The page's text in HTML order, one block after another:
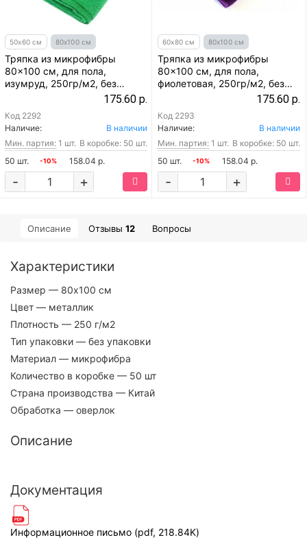
50х60 см 80х100 см
Тряпка из микрофибры
80x100 см, для пола,
изумруд, 250гр/м2, без
175.60 р.
Код 2292
Наличие:
В наличии
Мин. партия: 1 шт. В коробке: 50 шт.
50 шт.
-10% 158.04 р.
+
-
60х80 см 80х100 см
Тряпка из микрофибры
80x100 см, для пола,
фиолетовая, 250гр/м2, без
175.60 р.
Код 2293
Наличие:
В наличии
Мин. партия: 1 шт. В коробке: 50 шт.
50 шт.
-10% 158.04 р.
+
-
Описание Отзывы 12 Вопросы
Характеристики
Размер — 80х100 см
Цвет — металлик
Плотность — 250 г/м2
Тип упаковки — без упаковки
Материал — микрофибра
Количество в коробке — 50 шт
Страна производства — Китай
Обработка — оверлок
Описание
Документация
Информационное письмо (pdf, 218.84K)